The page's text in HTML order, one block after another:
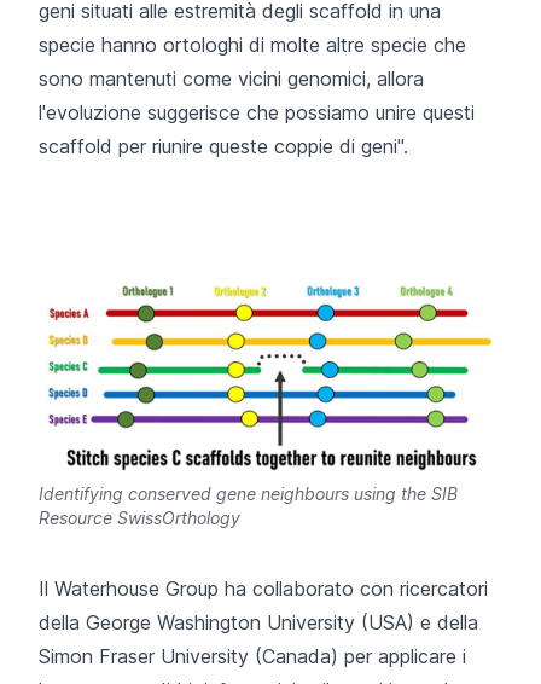
geni situati alle estremità degli scaffold in una
specie hanno ortologhi di molte altre specie che
sono mantenuti come vicini genomici, allora
l'evoluzione suggerisce che possiamo unire questi
scaffold per riunire queste coppie di geni".
Identifying conserved gene neighbours using the SIB
Resource SwissOrthology
Il Waterhouse Group ha collaborato con ricercatori
della George Washington University (USA) e della
Simon Fraser University (Canada) per applicare i